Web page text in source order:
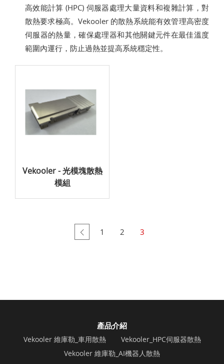
高效能計算 (HPC) 伺服器處理大量資料和複雜計算，對
散熱要求極高。Vekooler 的散熱系統能有效管理高密度
伺服器的熱量，確保處理器和其他關鍵元件在最佳溫度
範圍內運行，防止過熱並提高系統穩定性。
Vekooler - 光模塊散熱
模組
1 2 3
產品介紹
Vekooler 維庫勒_車用散熱
Vekooler_HPC伺服器散熱
Vekooler 維庫勒_AI機器人散熱